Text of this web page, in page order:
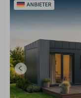
ANBIETER